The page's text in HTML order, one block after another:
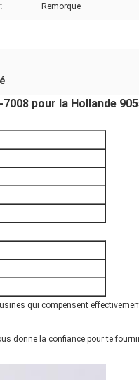
Remorque
pour la Hollande
qui compensent
donne la confiance pour te